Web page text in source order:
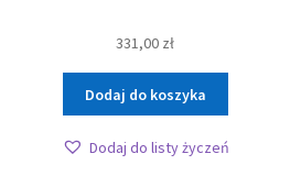
331,00 zł
Dodaj do koszyka
Dodaj do listy życzeń